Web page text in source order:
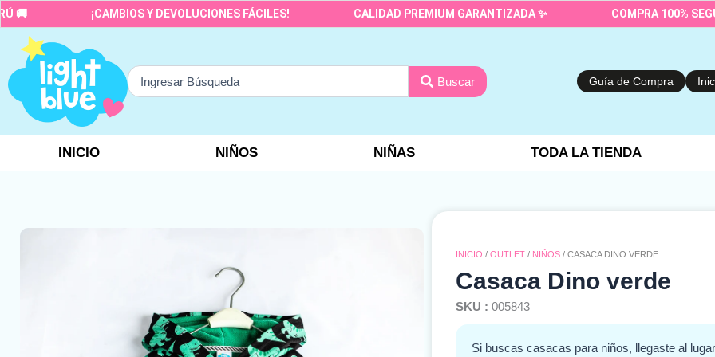
Ir
al
contenido
¡CAMBIOS Y DEVOLUCIONES FÁCILES! CALIDAD PREMIUM GARANTIZADA ✨ COMPRA 100% SEGURA Y
Search
...
Buscar Guía de Compra
INICIO
NIÑOS NIÑAS TODA LA TIENDA
INICIO / OUTLET/ NIÑOS/ CASACA DINO VERDE
Casaca Dino verde
SKU : 005843
Si buscas casacas para niños, llegaste al